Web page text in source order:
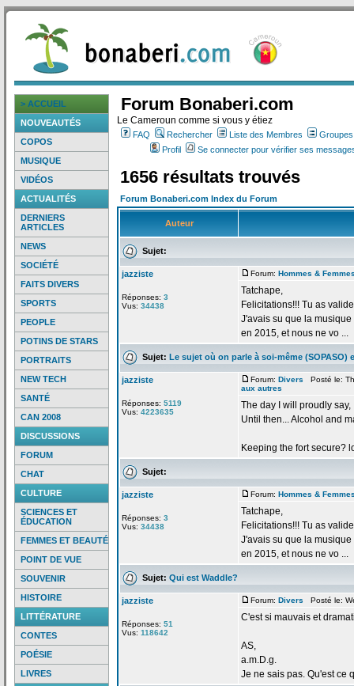
> ACCUEIL
NOUVEAUTÉS
COPOS
MUSIQUE
VIDÉOS
ACTUALITÉS
DERNIERS
ARTICLES
NEWS
SOCIÉTÉ
FAITS DIVERS
SPORTS
PEOPLE
POTINS DE STARS
PORTRAITS
NEW TECH
SANTÉ
CAN 2008
DISCUSSIONS
FORUM
CHAT
CULTURE
SCIENCES ET
ÉDUCATION
FEMMES ET BEAUTÉ
POINT DE VUE
SOUVENIR
HISTOIRE
LITTÉRATURE
CONTES
POÉSIE
LIVRES
Forum Bonaberi.com
Le Cameroun comme si vous y étiez
FAQ Rechercher Liste des Membres
Profil
Se connecter pour vérifier ses
1656 résultats trouvés
Forum Bonaberi.com Index du Forum
Auteur
Sujet:
jazziste
Réponses: 3
Vus: 34438
Forum: Hommes &
Tatchape,
Felicitations!!! Tu as
J'avais su que la musique
en 2015, et nous ne vo ...
Sujet: Le sujet où on parle à soi-même (SOPASO)
jazziste
Réponses: 5119
Vus: 4223635
Forum: Divers Posté le:
aux autres
The day I will proudly
Until then... Alcohol and
Keeping the fort secure?
Sujet:
jazziste
Réponses: 3
Vus: 34438
Forum: Hommes &
Tatchape,
Felicitations!!! Tu as
J'avais su que la musique
en 2015, et nous ne vo ...
Sujet: Qui est Waddle?
jazziste
Réponses: 51
Vus: 118642
Forum: Divers Posté le:
C'est si mauvais et
AS,
a.m.D.g.
Je ne sais pas. Qu'est ce